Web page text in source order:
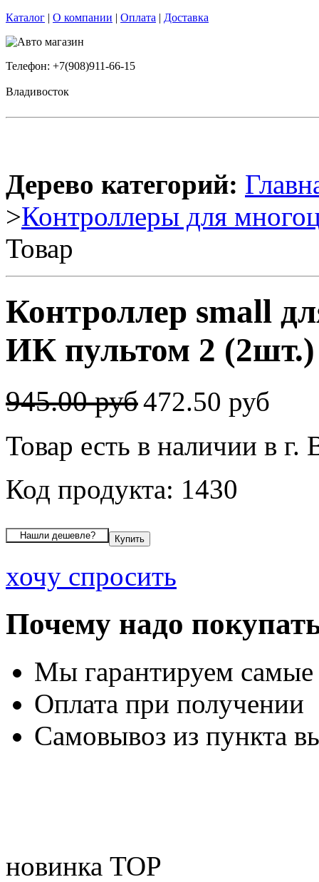
Каталог | О компании | Оплата | Доставка
Телефон: +7(908)911-66-15
Владивосток
Дерево категорий:
>Контроллеры для
Товар
Контроллер small
ИК пультом 2 (2шт.)
945.00 руб472.50 руб
Товар есть в наличии в г.
Код продукта: 1430
хочу спросить
Почему надо
Мы гарантируем
Оплата при получении
Самовывоз из пункта
новинка TOP